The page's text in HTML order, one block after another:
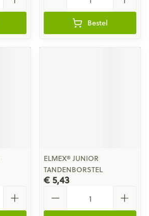
Bestel
ELMEX® JUNIOR
TANDENBORSTEL
€ 5,43